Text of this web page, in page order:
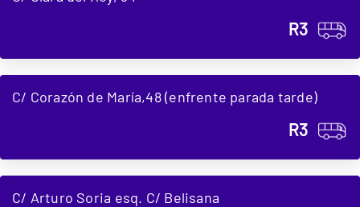
R3
C/ Corazón de María,48 (enfrente parada tarde)
R3
C/ Arturo Soria esq. C/ Belisana